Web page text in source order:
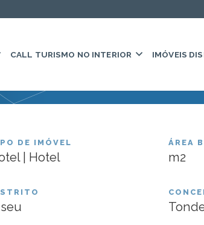
CALL TURISMO NO INTERIOR IMÓVEIS
TBDT
do Caramulo
DE IMÓVEL
| Hotel
ÁREA
m2